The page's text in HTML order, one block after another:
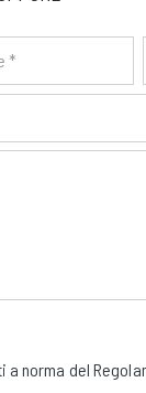
norma del